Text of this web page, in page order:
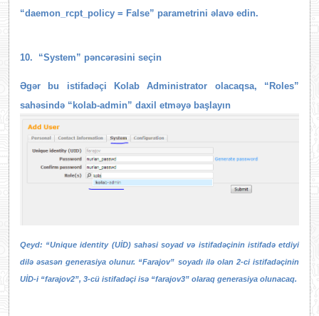
“daemon_rcpt_policy = False” parametrini əlavə edin.
10. “System” pəncərəsini seçin
Əgər bu istifadəçi Kolab Administrator olacaqsa, “Roles”
sahəsində “kolab-admin” daxil etməyə başlayın
Qeyd: “Unique identity (UİD) sahəsi soyad və istifadəçinin istifadə etdiyi
dilə əsasən generasiya olunur. “Farajov” soyadı ilə olan 2-ci istifadəçinin
UİD-i “farajov2”, 3-cü istifadəçi isə “farajov3” olaraq generasiya olunacaq.